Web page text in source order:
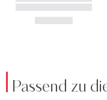
Passend zu